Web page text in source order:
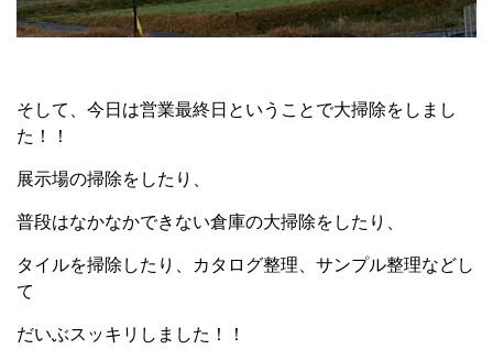
そして、今日は営業最終日ということで大掃除をしまし
た！！
展示場の掃除をしたり、
普段はなかなかできない倉庫の大掃除をしたり、
タイルを掃除したり、カタログ整理、サンプル整理などし
て
だいぶスッキリしました！！